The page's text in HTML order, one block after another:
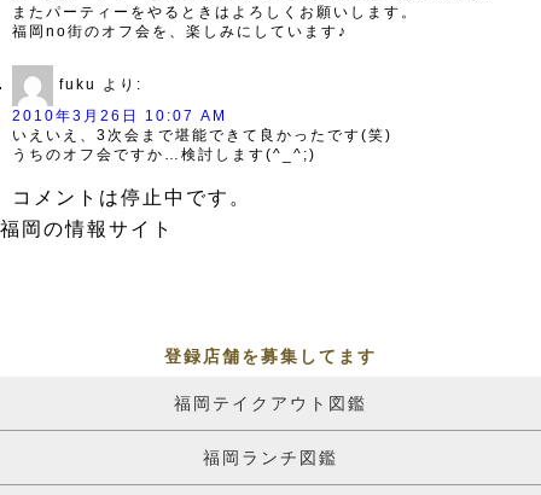
またパーティーをやるときはよろしくお願いします。
福岡no街のオフ会を、楽しみにしています♪
fuku
より:
2010年3月26日 10:07 AM
いえいえ、3次会まで堪能できて良かったです(笑)
うちのオフ会ですか…検討します(^_^;)
コメントは停止中です。
福岡の情報サイト
登録店舗を募集してます
福岡テイクアウト図鑑
福岡ランチ図鑑